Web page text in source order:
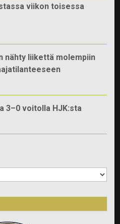
viikon toisessa
nähty liikettä molempiin
3–0 voitolla HJK:sta